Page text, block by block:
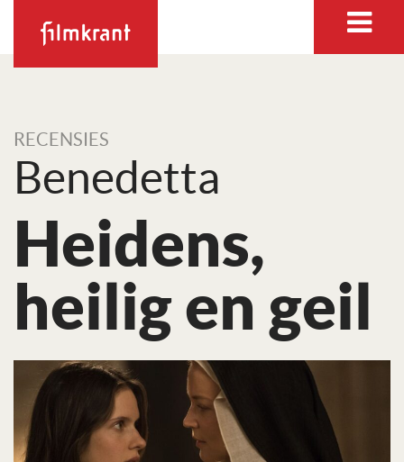
RECENSIES
Benedetta
Heidens,
heilig en geil